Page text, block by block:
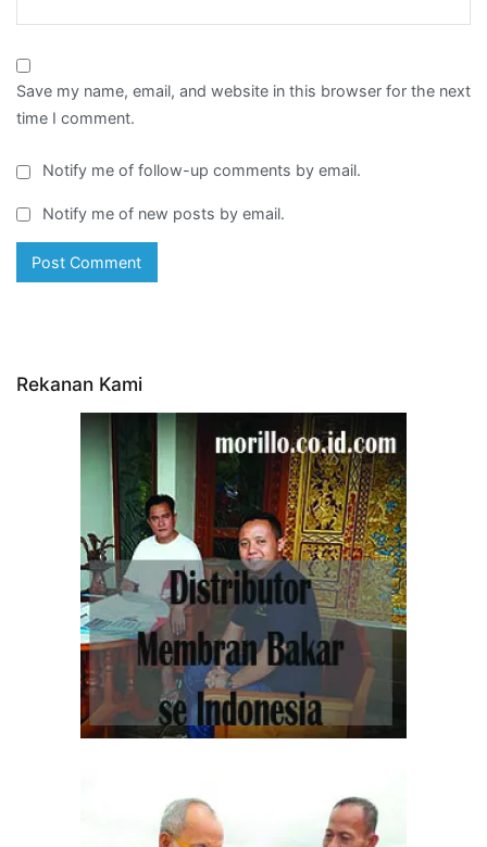
Save my name, email, and website in this browser for the next
time I comment.
Notify me of follow-up comments by email.
Notify me of new posts by email.
Rekanan Kami